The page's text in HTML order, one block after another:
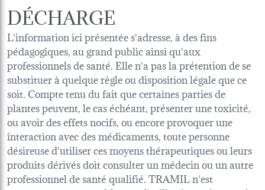
DÉCHARGE
L'information ici présentée s'adresse, à des fins
pédagogiques, au grand public ainsi qu'aux
professionnels de santé. Elle n'a pas la prétention de se
substituer à quelque règle ou disposition légale que ce
soit. Compte tenu du fait que certaines parties de
plantes peuvent, le cas échéant, présenter une toxicité,
ou avoir des effets nocifs, ou encore provoquer une
interaction avec des médicaments, toute personne
désireuse d'utiliser ces moyens thérapeutiques ou leurs
produits dérivés doit consulter un médecin ou un autre
professionnel de santé qualifié. TRAMIL n'est